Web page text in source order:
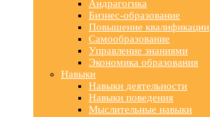
Андрагогика
Бизнес-образование
Повышение квалификации
Самообразование
Управление знаниями
Экономика образования
Навыки
Навыки деятельности
Навыки поведения
Мыслительные навыки